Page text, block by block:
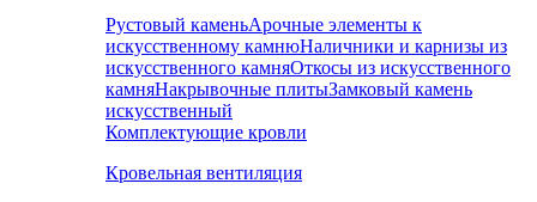
Рустовый каменьАрочные элементы к
искусственному камнюНаличники и карнизы из
искусственного камняОткосы из искусственного
камняНакрывочные плитыЗамковый камень
искусственный
Комплектующие кровли
Кровельная вентиляция